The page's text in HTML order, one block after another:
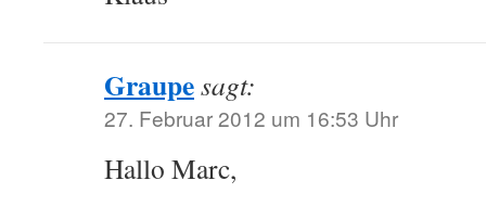
Graupesagt:
27. Februar 2012 um 16:53 Uhr
Hallo Marc,